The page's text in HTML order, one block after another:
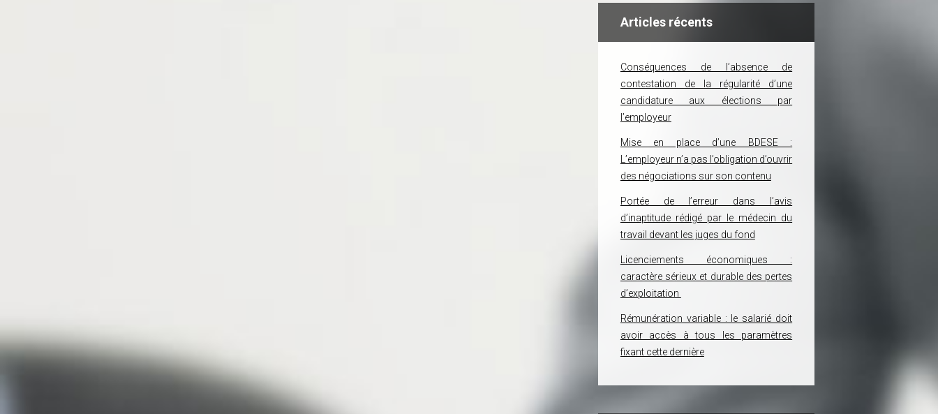
Articles récents
Conséquences de l’absence de
contestation de la régularité d’une
candidature aux élections par
l’employeur
Mise en place d’une BDESE :
L’employeur n’a pas l’obligation d’ouvrir
des négociations sur son contenu
Portée de l’erreur dans l’avis
d’inaptitude rédigé par le médecin du
travail devant les juges du fond
Licenciements économiques :
caractère sérieux et durable des pertes
d’exploitation
Rémunération variable : le salarié doit
avoir accès à tous les paramètres
fixant cette dernière